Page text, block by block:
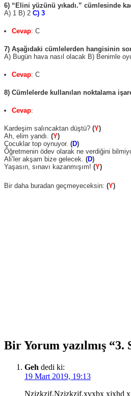
6) “Elini yüzünü yıkadı.” cümlesinde
A) 1 B) 2 C) 3
Cevap: C
7) Aşağıdaki cümlelerden hangisinin
A) Bugün hava nasıl olacak B) Benimle
Cevap: C
8) Cümlelerde kullanılan noktalama
Cevap:
Kardeşim salıncaktan düştü? (Y)
Ah, elim yandı. (Y)
Çocuklar top oynuyor. (D)
Öğretmenin ödev olarak ne verdiğini
Ali’ler akşam bize gelecek. (D)
Yaşasın, sınavı kazanmışım! (Y)
Bir daha buradan geçmeyeceksin: (Y)
Bir Yorum yazılmış “3.
Geh dedi ki:
19 Mart 2019, 19:13
Nzjzkzjf.Nzjzkzjf.xvxbx xjxhd